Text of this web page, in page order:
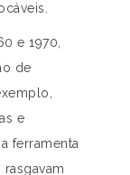
e 1970,
de
e
ferramenta